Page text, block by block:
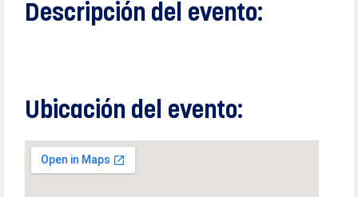
Descripción del evento:
Ubicación del evento: